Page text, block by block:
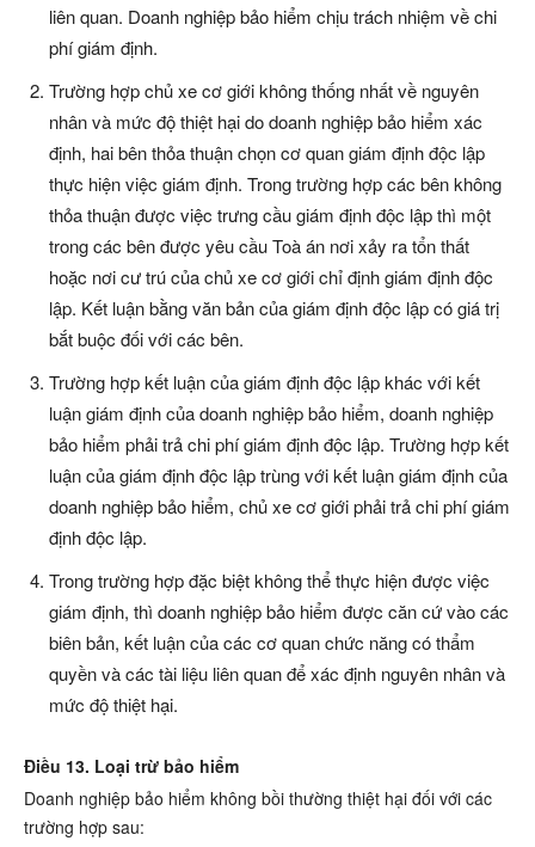
liên quan. Doanh nghiệp bảo hiểm chịu trách nhiệm về chi
phí giám định.
Trường hợp chủ xe cơ giới không thống nhất về nguyên
nhân và mức độ thiệt hại do doanh nghiệp bảo hiểm xác
định, hai bên thỏa thuận chọn cơ quan giám định độc lập
thực hiện việc giám định. Trong trường hợp các bên không
thỏa thuận được việc trưng cầu giám định độc lập thì một
trong các bên được yêu cầu Toà án nơi xảy ra tổn thất
hoặc nơi cư trú của chủ xe cơ giới chỉ định giám định độc
lập. Kết luận bằng văn bản của giám định độc lập có giá trị
bắt buộc đối với các bên.
Trường hợp kết luận của giám định độc lập khác với kết
luận giám định của doanh nghiệp bảo hiểm, doanh nghiệp
bảo hiểm phải trả chi phí giám định độc lập. Trường hợp kết
luận của giám định độc lập trùng với kết luận giám định của
doanh nghiệp bảo hiểm, chủ xe cơ giới phải trả chi phí giám
định độc lập.
Trong trường hợp đặc biệt không thể thực hiện được việc
giám định, thì doanh nghiệp bảo hiểm được căn cứ vào các
biên bản, kết luận của các cơ quan chức năng có thẩm
quyền và các tài liệu liên quan để xác định nguyên nhân và
mức độ thiệt hại.
Điều 13. Loại trừ bảo hiểm
Doanh nghiệp bảo hiểm không bồi thường thiệt hại đối với các
trường hợp sau: